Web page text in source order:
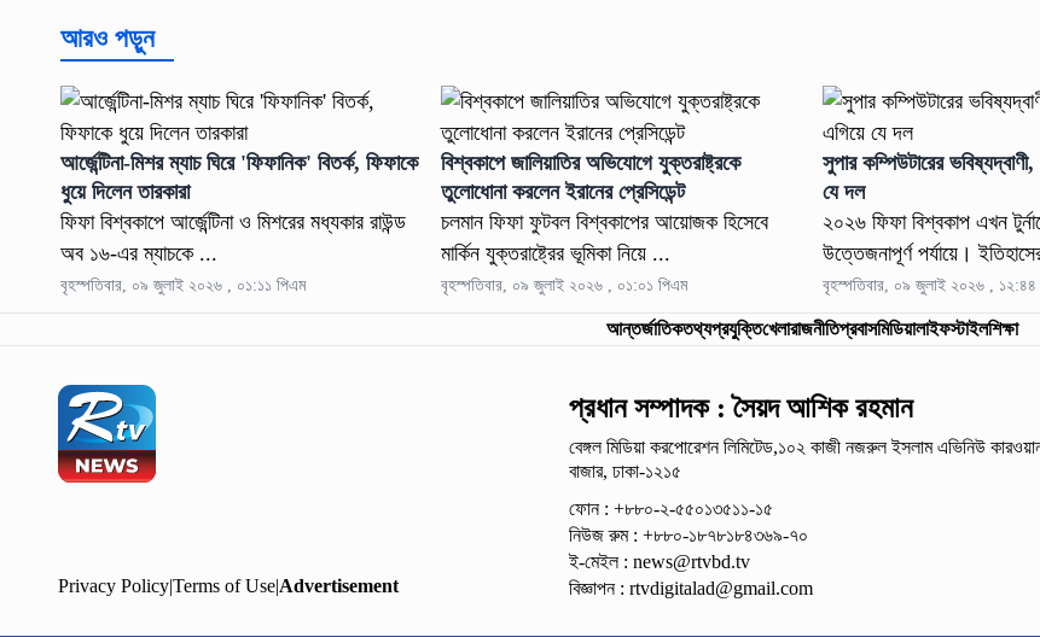
আরও পড়ুন
আর্জেন্টিনা-মিশর ম্যাচ ঘিরে 'ফিফানিক' বিতর্ক, ফিফাকে
ধুয়ে দিলেন তারকারা
ফিফা বিশ্বকাপে আর্জেন্টিনা ও মিশরের মধ্যকার রাউন্ড
অব ১৬-এর ম্যাচকে ...
বৃহস্পতিবার, ০৯ জুলাই ২০২৬ , ০১:১১ পিএম
বিশ্বকাপে জালিয়াতির অভিযোগে যুক্তরাষ্ট্রকে
তুলোধোনা করলেন ইরানের প্রেসিডেন্ট
চলমান ফিফা ফুটবল বিশ্বকাপের আয়োজক হিসেবে
মার্কিন যুক্তরাষ্ট্রের ভূমিকা নিয়ে ...
বৃহস্পতিবার, ০৯ জুলাই ২০২৬ , ০১:০১ পিএম
সুপার কম্পিউটারের
যে দল
২০২৬ ফিফা বিশ্বকাপ এখন
উত্তেজনাপূর্ণ পর্যায়ে।
বৃহস্পতিবার, ০৯ জুলাই ২০২৬ , ১২:৪৪
আন্তর্জাতিকতথ্যপ্রযুক্তিখেলারাজনীতিপ্রবাসমিডিয়ালাইফস্টাইলশিক্ষা
Privacy Policy|Terms of Use|Advertisement
প্রধান সম্পাদক : সৈয়দ আশিক রহমান
বেঙ্গল মিডিয়া করপোরেশন লিমিটেড,১০২ কাজী নজরুল ইসলামএভিনিউ
বাজার, ঢাকা-১২১৫
ফোন : +৮৮০-২-৫৫০১৩৫১১-১৫
নিউজ রুম : +৮৮০-১৮৭৮১৮৪৩৬৯-৭০
ই-মেইল : news@rtvbd.tv
বিজ্ঞাপন : rtvdigitalad@gmail.com